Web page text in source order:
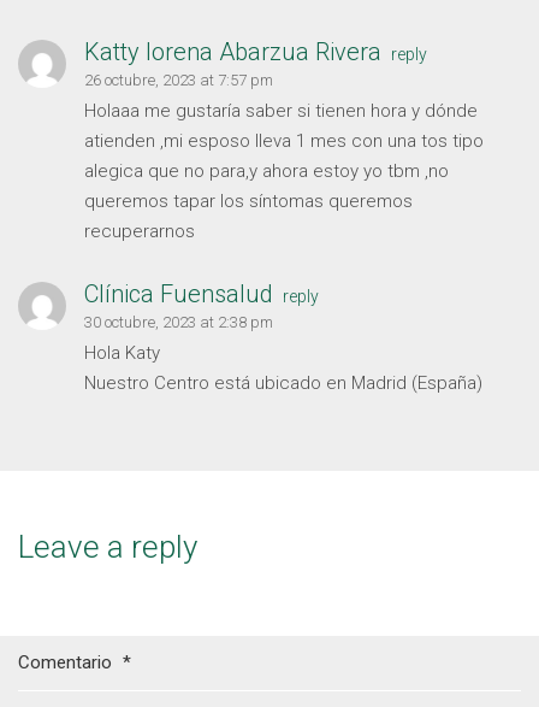
Katty lorena Abarzua Rivera reply
26 octubre, 2023 at 7:57 pm
Holaaa me gustaría saber si tienen hora y dónde
atienden ,mi esposo lleva 1 mes con una tos tipo
alegica que no para,y ahora estoy yo tbm ,no
queremos tapar los síntomas queremos
recuperarnos
Clínica Fuensalud reply
30 octubre, 2023 at 2:38 pm
Hola Katy
Nuestro Centro está ubicado en Madrid (España)
Leave a reply
Comentario *